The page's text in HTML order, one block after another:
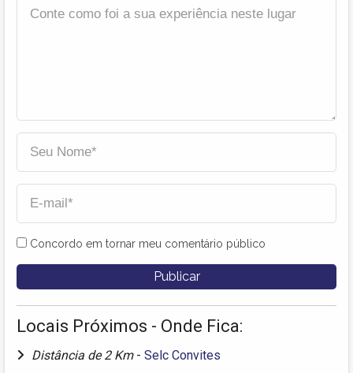
Concordo em tornar meu comentário público
Locais Próximos - Onde Fica:
Distância de 2 Km - Selc Convites